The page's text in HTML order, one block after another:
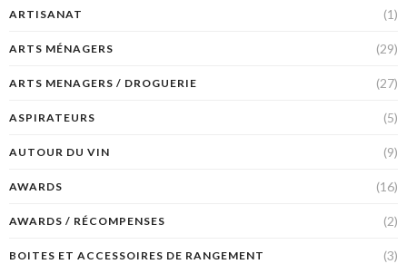
ARTISANAT (1)
ARTS MÉNAGERS (29)
ARTS MENAGERS / DROGUERIE (27)
ASPIRATEURS (5)
AUTOUR DU VIN (9)
AWARDS (16)
AWARDS / RÉCOMPENSES (2)
BOITES ET ACCESSOIRES DE RANGEMENT (3)